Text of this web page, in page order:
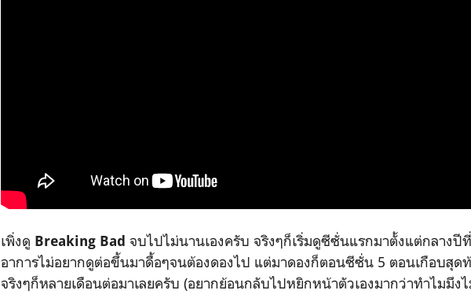
เพิ่งดู Breaking Bad จบไปไม่นานเองครับ จริงๆก็เริ่มดูซีซั่นแรกมาตั้งแต่กลางปี
อาการไม่อยากดูต่อขึ้นมาดื้อๆจนต้องดองไป แต่มาดองก็ตอนซีซั่น 5 ตอนเกือบสุด
จริงๆก็หลายเดือนต่อมาเลยครับ (อยากย้อนกลับไปหยิกหน้าตัวเองมากว่าทำไมมึง